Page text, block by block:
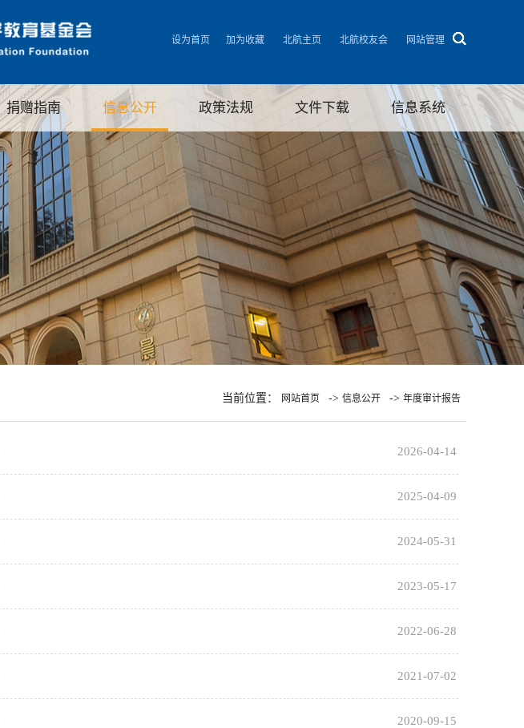
设为首页 加为收藏 北航主页 北航校友会 网站管理
捐赠指南 信息公开 政策法规 文件下载 信息系统
当前位置： 网站首页 -> 信息公开 -> 年度审计报告
2026-04-14
2025-04-09
2024-05-31
2023-05-17
2022-06-28
2021-07-02
2020-09-15